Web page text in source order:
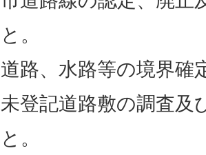
と。
道路、水路等の境界確
未登記道路敷の調査及
と。